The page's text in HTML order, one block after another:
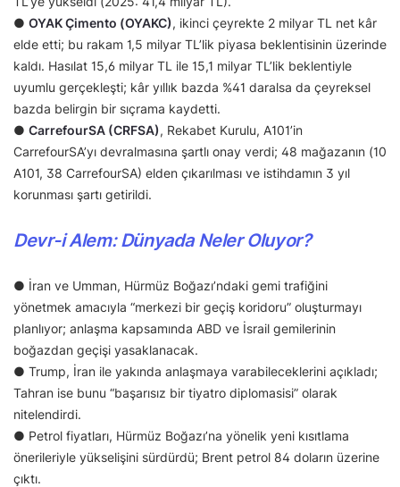
● OYAK Çimento (OYAKC), ikinci çeyrekte 2 milyar TL net kâr
elde etti; bu rakam 1,5 milyar TL’lik piyasa beklentisinin üzerinde
kaldı. Hasılat 15,6 milyar TL ile 15,1 milyar TL’lik beklentiyle
uyumlu gerçekleşti; kâr yıllık bazda %41 daralsa da çeyreksel
bazda belirgin bir sıçrama kaydetti.
● CarrefourSA (CRFSA), Rekabet Kurulu, A101’in
CarrefourSA’yı devralmasına şartlı onay verdi; 48 mağazanın (10
A101, 38 CarrefourSA) elden çıkarılması ve istihdamın 3 yıl
korunması şartı getirildi.
Devr-i Alem: Dünyada Neler Oluyor?
● İran ve Umman, Hürmüz Boğazı’ndaki gemi trafiğini
yönetmek amacıyla “merkezi bir geçiş koridoru” oluşturmayı
planlıyor; anlaşma kapsamında ABD ve İsrail gemilerinin
boğazdan geçişi yasaklanacak.
● Trump, İran ile yakında anlaşmaya varabileceklerini açıkladı;
Tahran ise bunu “başarısız bir tiyatro diplomasisi” olarak
nitelendirdi.
● Petrol fiyatları, Hürmüz Boğazı’na yönelik yeni kısıtlama
önerileriyle yükselişini sürdürdü; Brent petrol 84 doların üzerine
çıktı.